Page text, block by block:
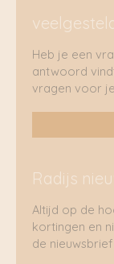
Heb je een
antwoord
vragen voor
Radijs
Altijd op de
kortingen en
de nieuwsbrief